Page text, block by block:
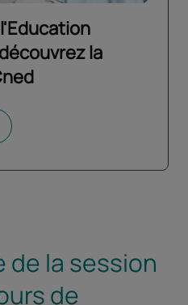
la
onglet
de la session
de